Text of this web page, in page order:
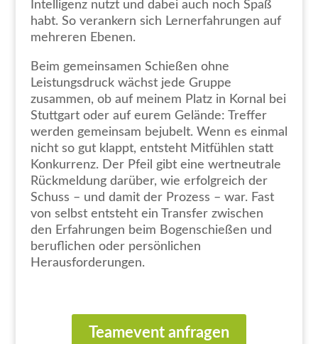
Intelligenz nutzt und dabei auch noch Spaß
habt. So verankern sich Lernerfahrungen auf
mehreren Ebenen.
Beim gemeinsamen Schießen ohne
Leistungsdruck wächst jede Gruppe
zusammen, ob auf meinem Platz in Kornal bei
Stuttgart oder auf eurem Gelände: Treffer
werden gemeinsam bejubelt. Wenn es einmal
nicht so gut klappt, entsteht Mitfühlen statt
Konkurrenz. Der Pfeil gibt eine wertneutrale
Rückmeldung darüber, wie erfolgreich der
Schuss – und damit der Prozess – war. Fast
von selbst entsteht ein Transfer zwischen
den Erfahrungen beim Bogenschießen und
beruflichen oder persönlichen
Herausforderungen.
Teamevent anfragen